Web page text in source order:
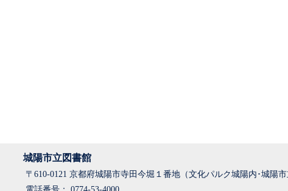
城陽市立図書館
〒610-0121 京都府城陽市寺田今堀１番地（文化パルク城陽内･城陽市